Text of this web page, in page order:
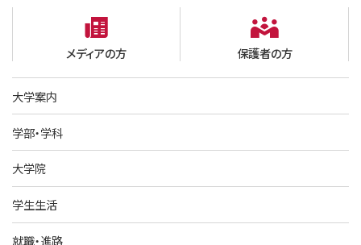
メディアの方 保護者の方
大学案内
学部・学科
大学院
学生生活
就職・進路